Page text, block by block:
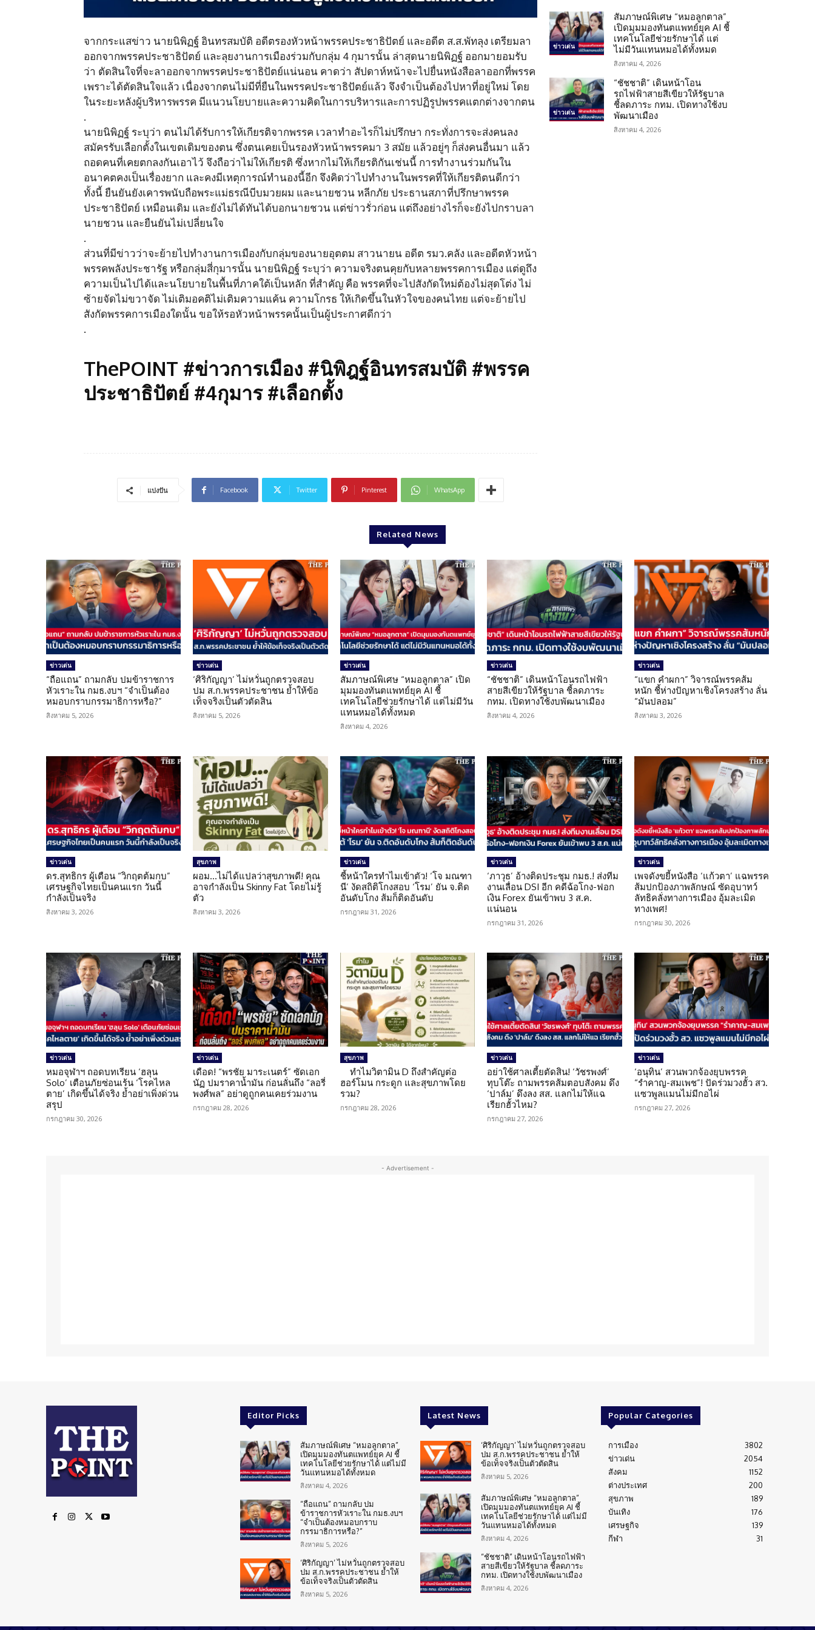
จากกระแสข่าว นายนิพิฏฐ์ อินทรสมบัติ อดีตรองหัวหน้าพรรคประชาธิปัตย์ และอดีต ส.ส.พัทลุง เตรียมลา
ออกจากพรรคประชาธิปัตย์ และลุยงานการเมืองร่วมกับกลุ่ม 4 กุมารนั้น ล่าสุดนายนิพิฏฐ์ ออกมายอมรับ
ว่า ตัดสินใจที่จะลาออกจากพรรคประชาธิปัตย์แน่นอน คาดว่า สัปดาห์หน้าจะไปยื่นหนังสือลาออกที่พรรค
เพราะได้ตัดสินใจแล้ว เนื่องจากตนไม่มีที่ยืนในพรรคประชาธิปัตย์แล้ว จึงจำเป็นต้องไปหาที่อยู่ใหม่ โดย
ในระยะหลังผู้บริหารพรรค มีแนวนโยบายและความคิดในการบริหารและการปฏิรูปพรรคแตกต่างจากตน
.
นายนิพิฏฐ์ ระบุว่า ตนไม่ได้รับการให้เกียรติจากพรรค เวลาทำอะไรก็ไม่ปรึกษา กระทั่งการจะส่งคนลง
สมัครรับเลือกตั้งในเขตเดิมของตน ซึ่งตนเคยเป็นรองหัวหน้าพรรคมา 3 สมัย แล้วอยู่ๆ ก็ส่งคนอื่นมา แล้ว
ถอดคนที่เคยตกลงกันเอาไว้ จึงถือว่าไม่ให้เกียรติ ซึ่งหากไม่ให้เกียรติกันเช่นนี้ การทำงานร่วมกันใน
อนาคตคงเป็นเรื่องยาก และคงมีเหตุการณ์ทำนองนี้อีก จึงคิดว่าไปทำงานในพรรคที่ให้เกียรติตนดีกว่า
ทั้งนี้ ยืนยันยังเคารพนับถือพระแม่ธรณีบีบมวยผม และนายชวน หลีกภัย ประธานสภาที่ปรึกษาพรรค
ประชาธิปัตย์ เหมือนเดิม และยังไม่ได้ทันได้บอกนายชวน แต่ข่าวรั่วก่อน แต่ถึงอย่างไรก็จะยังไปกราบลา
นายชวน และยืนยันไม่เปลี่ยนใจ
.
ส่วนที่มีข่าวว่าจะย้ายไปทำงานการเมืองกับกลุ่มของนายอุตตม สาวนายน อดีต รมว.คลัง และอดีตหัวหน้า
พรรคพลังประชารัฐ หรือกลุ่มสี่กุมารนั้น นายนิพิฏฐ์ ระบุว่า ความจริงตนคุยกับหลายพรรคการเมือง แต่ดูถึง
ความเป็นไปได้และนโยบายในพื้นที่ภาคใต้เป็นหลัก ที่สำคัญ คือ พรรคที่จะไปสังกัดใหม่ต้องไม่สุดโต่ง ไม่
ซ้ายจัดไม่ขวาจัด ไม่เติมอคติไม่เติมความแค้น ความโกรธ ให้เกิดขึ้นในหัวใจของคนไทย แต่จะย้ายไป
สังกัดพรรคการเมืองใดนั้น ขอให้รอหัวหน้าพรรคนั้นเป็นผู้ประกาศดีกว่า
.
ThePOINT #ข่าวการเมือง #นิพิฎฐ์อินทรสมบัติ #พรรค
ประชาธิปัตย์ #4กุมาร #เลือกตั้ง
แบ่งปัน Facebook Twitter Pinterest WhatsApp
ข่าวเด่น
สัมภาษณ์พิเศษ “หมอลูกตาล”
เปิดมุมมองทันตแพทย์ยุค AI ชี้
เทคโนโลยีช่วยรักษาได้ แต่
ไม่มีวันแทนหมอได้ทั้งหมด
สิงหาคม 4, 2026
ข่าวเด่น
“ชัชชาติ” เดินหน้าโอน
รถไฟฟ้าสายสีเขียวให้รัฐบาล
ชี้ลดภาระ กทม. เปิดทางใช้งบ
พัฒนาเมือง
สิงหาคม 4, 2026
Related News
ข่าวเด่น
“ถือแถน” ถามกลับ ปมข้าราชการ
หัวเราะใน กมธ.งบฯ “จำเป็นต้อง
หมอบกราบกรรมาธิการหรือ?”
สิงหาคม 5, 2026
ข่าวเด่น
‘ศิริกัญญา’ ไม่หวั่นถูกตรวจสอบ
ปม ส.ก.พรรคประชาชน ย้ำให้ข้อ
เท็จจริงเป็นตัวตัดสิน
สิงหาคม 5, 2026
ข่าวเด่น
สัมภาษณ์พิเศษ “หมอลูกตาล” เปิด
มุมมองทันตแพทย์ยุค AI ชี้
เทคโนโลยีช่วยรักษาได้ แต่ไม่มีวัน
แทนหมอได้ทั้งหมด
สิงหาคม 4, 2026
ข่าวเด่น
“ชัชชาติ” เดินหน้าโอนรถไฟฟ้า
สายสีเขียวให้รัฐบาล ชี้ลดภาระ
กทม. เปิดทางใช้งบพัฒนาเมือง
สิงหาคม 4, 2026
ข่าวเด่น
“แขก คำผกา” วิจารณ์พรรคส้ม
หนัก ชี้ห่างปัญหาเชิงโครงสร้าง ลั่น
“มันปลอม”
สิงหาคม 3, 2026
ข่าวเด่น
ดร.สุทธิกร ผู้เตือน “วิกฤตต้มกบ”
เศรษฐกิจไทยเป็นคนแรก วันนี้
กำลังเป็นจริง
สิงหาคม 3, 2026
สุขภาพ
ผอม…ไม่ได้แปลว่าสุขภาพดี! คุณ
อาจกำลังเป็น Skinny Fat โดยไม่รู้
ตัว
สิงหาคม 3, 2026
ข่าวเด่น
ชี้หน้าใครทำไมเข้าตัว! ‘โจ มณฑา
นี’ งัดสถิติโกงสอบ ‘โรม’ ยัน จ.ติด
อันดับโกง ส้มก็ติดอันดับ
กรกฎาคม 31, 2026
ข่าวเด่น
‘ภาวุธ’ อ้างติดประชุม กมธ.! ส่งทีม
งานเลื่อน DSI อีก คดีฉ้อโกง-ฟอก
เงิน Forex ยันเข้าพบ 3 ส.ค.
แน่นอน
กรกฎาคม 31, 2026
ข่าวเด่น
เพจดังขยี้หนังสือ ‘แก้วตา’ แฉพรรค
ส้มปกป้องภาพลักษณ์ ซัดอุบาทว์
ลัทธิคลั่งทางการเมือง อุ้มละเมิด
ทางเพศ!
กรกฎาคม 30, 2026
ข่าวเด่น
หมอจุฬาฯ ถอดบทเรียน ‘ฮลุน
Solo’ เตือนภัยซ่อนเร้น ‘โรคไหล
ตาย’ เกิดขึ้นได้จริง ย้ำอย่าเพิ่งด่วน
สรุป
กรกฎาคม 30, 2026
ข่าวเด่น
เดือด! “พรชัย มาระเนตร์” ซัดเอก
นัฏ ปมราคาน้ำมัน ก่อนลั่นถึง “ลอรี่
พงศ์พล” อย่าดูถูกคนเคยร่วมงาน
กรกฎาคม 28, 2026
สุขภาพ
ทำไมวิตามิน D ถึงสำคัญต่อ
ฮอร์โมน กระดูก และสุขภาพโดย
รวม?
กรกฎาคม 28, 2026
ข่าวเด่น
อย่าใช้ศาลเตี้ยตัดสิน! ‘วัชรพงศ์’
ทุบโต๊ะ ถามพรรคส้มตอบสังคม ดึง
‘ปาล์ม’ ดึงลง สส. แลกไม่ให้แฉ
เรียกฮั้วไหม?
กรกฎาคม 27, 2026
ข่าวเด่น
‘อนุทิน’ สวนพวกจ้องยุบพรรค
“รำคาญ-สมเพช”! ปัดร่วมวงฮั้ว สว.
แซวพูลแมนไม่มีกอไผ่
กรกฎาคม 27, 2026
- Advertisement -
Editor Picks
สัมภาษณ์พิเศษ “หมอลูกตาล”
เปิดมุมมองทันตแพทย์ยุค AI ชี้
เทคโนโลยีช่วยรักษาได้ แต่ไม่มี
วันแทนหมอได้ทั้งหมด
สิงหาคม 4, 2026
“ถือแถน” ถามกลับ ปม
ข้าราชการหัวเราะใน กมธ.งบฯ
“จำเป็นต้องหมอบกราบ
กรรมาธิการหรือ?”
สิงหาคม 5, 2026
‘ศิริกัญญา’ ไม่หวั่นถูกตรวจสอบ
ปม ส.ก.พรรคประชาชน ย้ำให้
ข้อเท็จจริงเป็นตัวตัดสิน
สิงหาคม 5, 2026
Latest News
‘ศิริกัญญา’ ไม่หวั่นถูกตรวจสอบ
ปม ส.ก.พรรคประชาชน ย้ำให้
ข้อเท็จจริงเป็นตัวตัดสิน
สิงหาคม 5, 2026
สัมภาษณ์พิเศษ “หมอลูกตาล”
เปิดมุมมองทันตแพทย์ยุค AI ชี้
เทคโนโลยีช่วยรักษาได้ แต่ไม่มี
วันแทนหมอได้ทั้งหมด
สิงหาคม 4, 2026
“ชัชชาติ” เดินหน้าโอนรถไฟฟ้า
สายสีเขียวให้รัฐบาล ชี้ลดภาระ
กทม. เปิดทางใช้งบพัฒนาเมือง
สิงหาคม 4, 2026
Popular Categories
การเมือง
3802
ข่าวเด่น
2054
สังคม
1152
ต่างประเทศ
200
สุขภาพ
189
บันเทิง
176
เศรษฐกิจ
139
กีฬา
31